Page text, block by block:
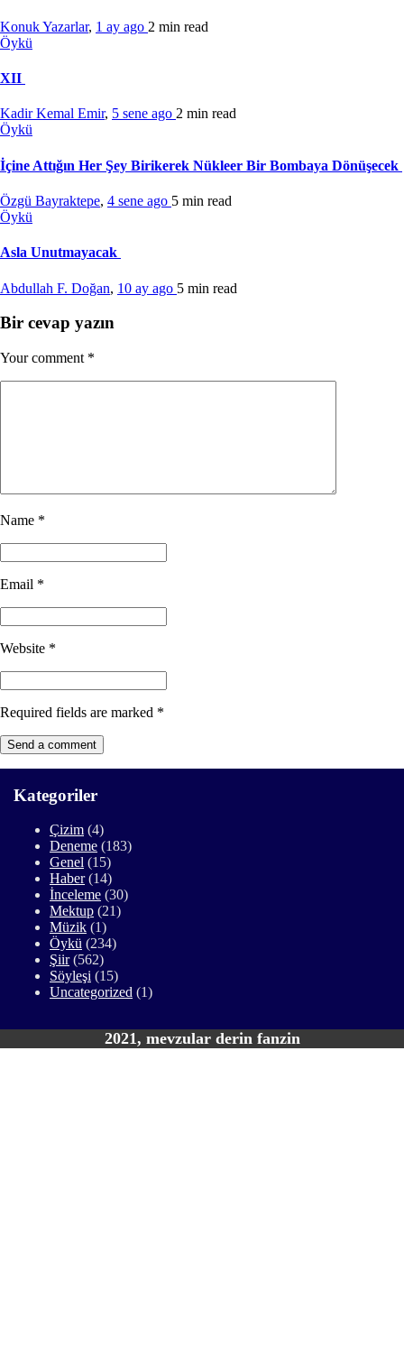
Konuk Yazarlar, 1 ay ago 2 min read
Öykü
XII
Kadir Kemal Emir, 5 sene ago 2 min read
Öykü
İçine Attığın Her Şey Birikerek Nükleer Bir Bombaya Dönüşecek
Özgü Bayraktepe, 4 sene ago 5 min read
Öykü
Asla Unutmayacak
Abdullah F. Doğan, 10 ay ago 5 min read
Bir cevap yazın
Your comment *
Name *
Email *
Website *
Required fields are marked *
Kategoriler
Çizim (4)
Deneme (183)
Genel (15)
Haber(14)
İnceleme (30)
Mektup (21)
Müzik (1)
Öykü (234)
Şiir(562)
Söyleşi (15)
Uncategorized (1)
2021, mevzular derin fanzin